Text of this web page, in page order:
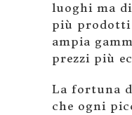
luoghi ma
più prodotti
ampia
prezzi più
La fortuna
che ogni